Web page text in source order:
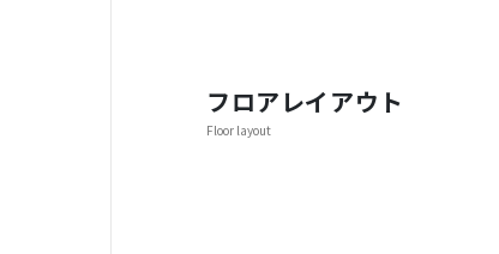
フロアレイアウト
Floor layout